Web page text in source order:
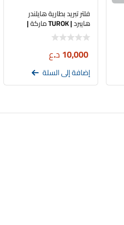
فلتر تبريد بطارية هايلندر
هايبرد | TUROK ماركة |
تجاري
10,000د.ع
إضافة إلى السلة